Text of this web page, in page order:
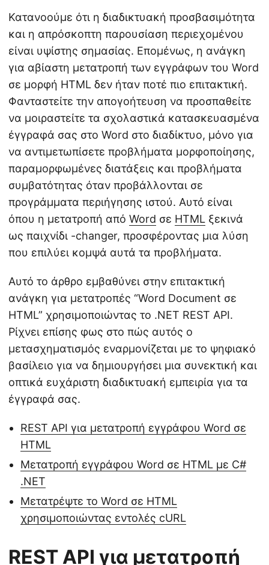
Κατανοούμε ότι η διαδικτυακή προσβασιμότητα
και η απρόσκοπτη παρουσίαση περιεχομένου
είναι υψίστης σημασίας. Επομένως, η ανάγκη
για αβίαστη μετατροπή των εγγράφων του Word
σε μορφή HTML δεν ήταν ποτέ πιο επιτακτική.
Φανταστείτε την απογοήτευση να προσπαθείτε
να μοιραστείτε τα σχολαστικά κατασκευασμένα
έγγραφά σας στο Word στο διαδίκτυο, μόνο για
να αντιμετωπίσετε προβλήματα μορφοποίησης,
παραμορφωμένες διατάξεις και προβλήματα
συμβατότητας όταν προβάλλονται σε
προγράμματα περιήγησης ιστού. Αυτό είναι
όπου η μετατροπή από Word σε HTML ξεκινά
ως παιχνίδι -changer, προσφέροντας μια λύση
που επιλύει κομψά αυτά τα προβλήματα.
Αυτό το άρθρο εμβαθύνει στην επιτακτική
ανάγκη για μετατροπές “Word Document σε
HTML” χρησιμοποιώντας το .NET REST API.
Ρίχνει επίσης φως στο πώς αυτός ο
μετασχηματισμός εναρμονίζεται με το ψηφιακό
βασίλειο για να δημιουργήσει μια συνεκτική και
οπτικά ευχάριστη διαδικτυακή εμπειρία για τα
έγγραφά σας.
REST API για μετατροπή εγγράφου Word σε
HTML
Μετατροπή εγγράφου Word σε HTML με C#
.NET
Μετατρέψτε το Word σε HTML
χρησιμοποιώντας εντολές cURL
REST API για μετατροπή